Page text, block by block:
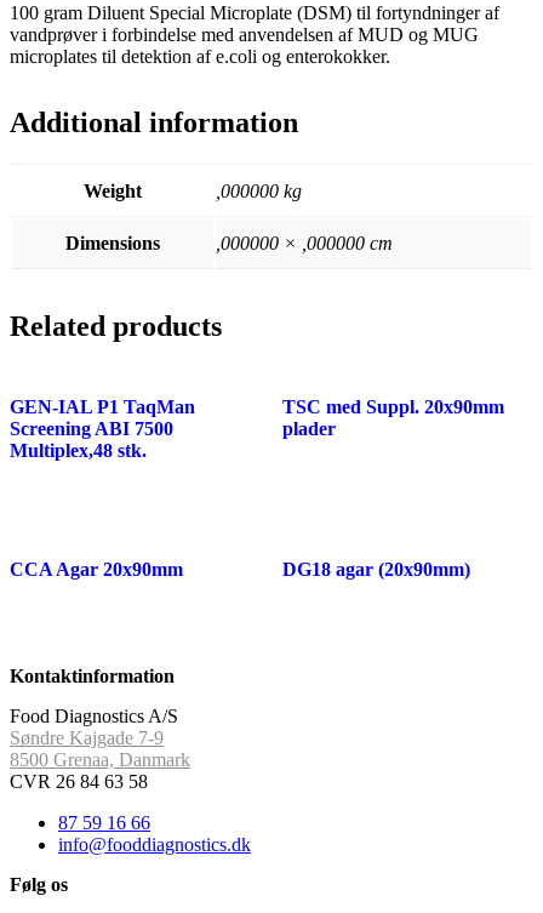
100 gram Diluent Special Microplate (DSM) til fortyndninger af
vandprøver i forbindelse med anvendelsen af MUD og MUG
microplates til detektion af e.coli og enterokokker.
Additional information
Weight ,000000 kg
Dimensions ,000000 × ,000000 cm
Related products
GEN-IAL P1 TaqMan
Screening ABI 7500
Multiplex,48 stk.
TSC med Suppl. 20x90mm
plader
CCA Agar 20x90mm DG18 agar (20x90mm)
Kontaktinformation
Food Diagnostics A/S
Søndre Kajgade 7-9
8500 Grenaa, Danmark
CVR 26 84 63 58
87 59 16 66
info@fooddiagnostics.dk
Følg os